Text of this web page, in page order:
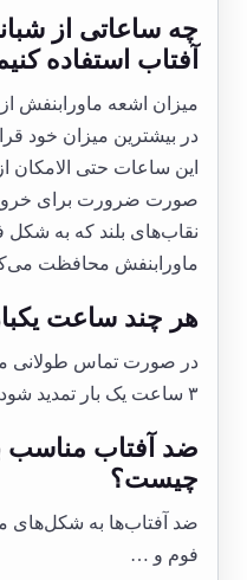
چه ساعاتی از
آفتاب استفاده
در بیشترین میزان خود
این ساعات حتی الامکان
صورت ضرورت برای خروج
نقاب‌های بلند که به شکل
ماورابنفش محافظت
هر چند ساعت
۳ ساعت یک بار تمدید شود.
ضد آفتاب مناسب
چیست؟
ضد آفتاب‌ها به شکل‌های
فوم و …